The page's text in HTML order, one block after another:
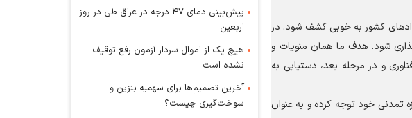
کشور به خوبی کشف شود. در
شود. هدف ما همان منویات و
و در مرحله بعد، دستیابی به
تمدنی خود توجه کرده و به عنوان
پیش‌بینی دمای ۴۷ درجه در عراق طی در روز
اربعین
هیچ یک از اموال سردار آزمون رفع توقیف
نشده است
آخرین تصمیم‌ها برای سهمیه بنزین و
سوخت‌گیری چیست؟